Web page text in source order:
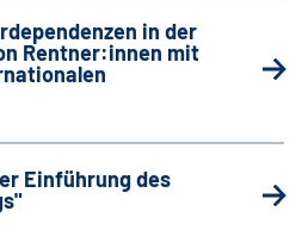
in der
Rentner:innen mit
Einführung des